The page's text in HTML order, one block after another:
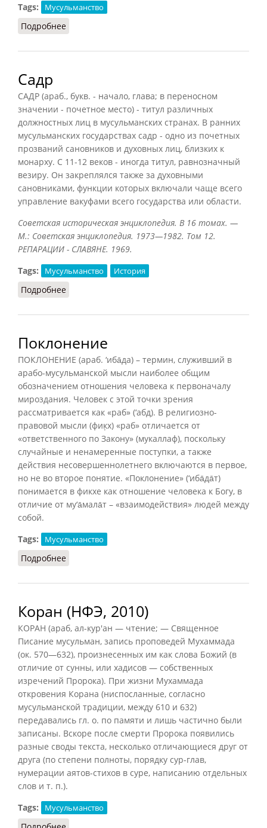
Tags:
Мусульманство
Подробнее
Садр
САДР (араб., букв. - начало, глава; в переносном
значении - почетное место) - титул различных
должностных лиц в мусульманских странах. В ранних
мусульманских государствах садр - одно из почетных
прозваний сановников и духовных лиц, близких к
монарху. С 11-12 веков - иногда титул, равнозначный
везиру. Он закреплялся также за духовными
сановниками, функции которых включали чаще всего
управление вакуфами всего государства или области.
Советская историческая энциклопедия. В 16 томах. —
М.: Советская энциклопедия. 1973—1982. Том 12.
РЕПАРАЦИИ - СЛАВЯНЕ. 1969.
Tags:
Мусульманство История
Подробнее
Поклонение
ПОКЛОНЕНИЕ (араб. ‘иба̄да) – термин, служивший в
арабо-мусульманской мысли наиболее общим
обозначением отношения человека к первоначалу
мироздания. Человек с этой точки зрения
рассматривается как «раб» (‘абд). В религиозно-
правовой мысли (фик̣х) «раб» отличается от
«ответственного по Закону» (мукаллаф), поскольку
случайные и ненамеренные поступки, а также
действия несовершеннолетнего включаются в первое,
но не во второе понятие. «Поклонение» (‘иба̄да̄т)
понимается в фикхе как отношение человека к Богу, в
отличие от му‘а̄мала̄т – «взаимодействия» людей между
собой.
Tags:
Мусульманство
Подробнее
Коран (НФЭ, 2010)
КОРАН (араб, ал-кур'ан — чтение; — Священное
Писание мусульман, запись проповедей Мухаммада
(ок. 570—632), произнесенных им как слова Божий (в
отличие от сунны, или хадисов — собственных
изречений Пророка). При жизни Мухаммада
откровения Корана (ниспосланные, согласно
мусульманской традиции, между 610 и 632)
передавались гл. о. по памяти и лишь частично были
записаны. Вскоре после смерти Пророка появились
разные своды текста, несколько отличающиеся друг от
друга (по степени полноты, порядку сур-глав,
нумерации аятов-стихов в суре, написанию отдельных
слов и т. п.).
Tags:
Мусульманство